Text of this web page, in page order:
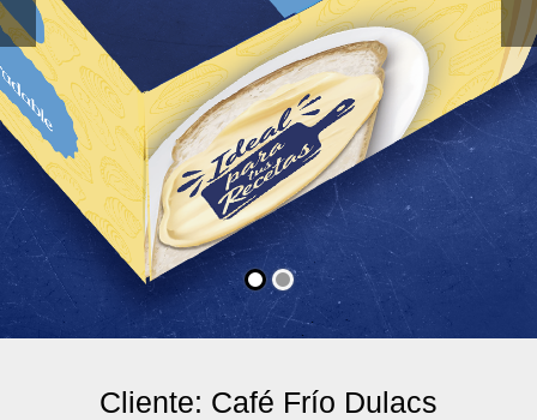
Cliente: Café Frío Dulacs